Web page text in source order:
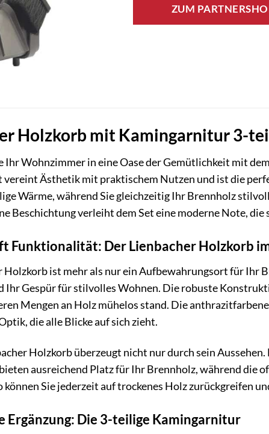
ZUM
Holzkorb mit Kamingarnitur 3-
Ihr Wohnzimmer in eine Oase der Gemütlichkeit mit dem
Ästhetik mit praktischem Nutzen und ist die
Wärme, während Sie gleichzeitig Ihr Brennholz
Beschichtung verleiht dem Set eine moderne Note,
Funktionalität: Der Lienbacher Holzkorb
Holzkorb ist mehr als nur ein Aufbewahrungsort für Ihr
Ihr Gespür für stilvolles Wohnen. Die robuste
Mengen an Holz mühelos stand. Die
die alle Blicke auf sich zieht.
Holzkorb überzeugt nicht nur durch sein
ausreichend Platz für Ihr Brennholz, während die
können Sie jederzeit auf trockenes Holz zurückgreifen
Ergänzung: Die 3-teilige Kamingarnitur